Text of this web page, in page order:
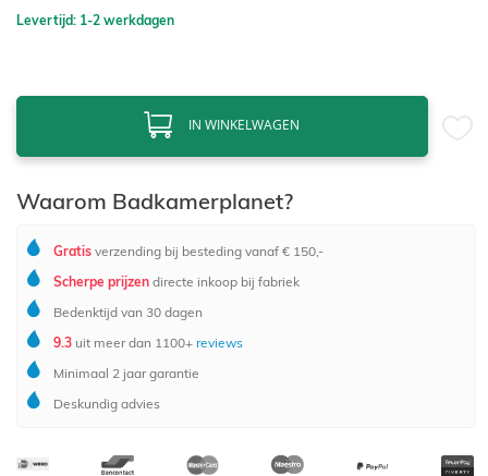
Levertijd: 1-2 werkdagen
IN WINKELWAGEN
Waarom Badkamerplanet?
Gratis verzending bij besteding vanaf € 150,-
Scherpe prijzen directe inkoop bij fabriek
Bedenktijd van 30 dagen
9.3 uit meer dan 1100+ reviews
Minimaal 2 jaar garantie
Deskundig advies